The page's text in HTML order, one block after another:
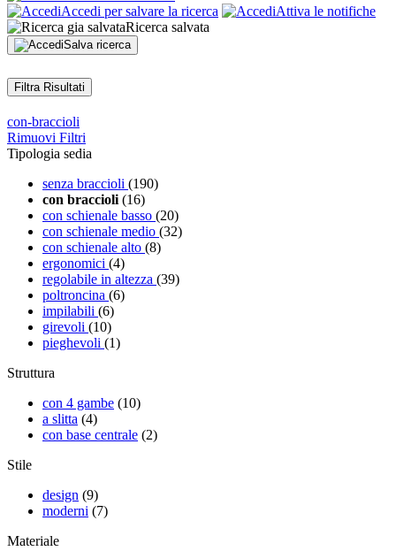
Accedi per salvare la ricerca
Attiva le notifiche
Ricerca salvata
Salva ricerca
Filtra Risultati
con-braccioli
Rimuovi Filtri
Tipologia sedia
senza braccioli (190)
con braccioli (16)
con schienale basso (20)
con schienale medio (32)
con schienale alto (8)
ergonomici (4)
regolabile in altezza (39)
poltroncina (6)
impilabili (6)
girevoli (10)
pieghevoli (1)
Struttura
con 4 gambe (10)
a slitta (4)
con base centrale (2)
Stile
design (9)
moderni (7)
Materiale